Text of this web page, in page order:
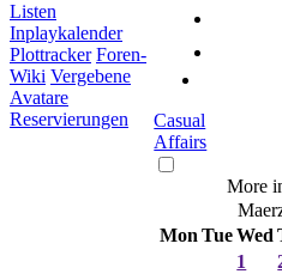
Listen
Inplaykalender
Plottracker Foren-
Wiki Vergebene
Avatare
Reservierungen
Casual
Affairs
More
Mon TueWed
1